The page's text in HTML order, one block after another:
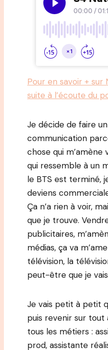
Pour en savoir +
suite à l’écoute du
Je décide de faire
communication
chose qui m’amène
qui ressemble à un
le BTS est terminé,
deviens
Ça n’a rien à voir,
que je trouve.
publicitaires,
médias, ça va
télévision, la
peut-être que je
Je vais petit à petit
puis revenir sur
tous les métiers :
prod, assistante